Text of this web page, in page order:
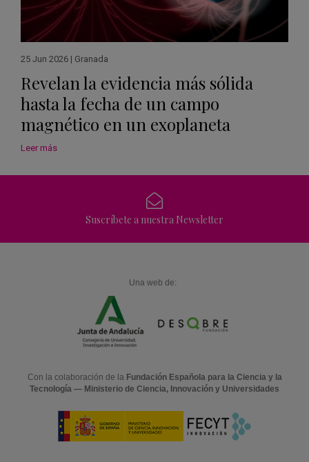
25 Jun 2026 | Granada
Revelan la evidencia más sólida
hasta la fecha de un campo
magnético en un exoplaneta
Leer más
Suscríbete a nuestra Newsletter
Una web de:
Con la colaboración de la Fundación Española para la Ciencia y la
Tecnología — Ministerio de Ciencia, Innovación y Universidades